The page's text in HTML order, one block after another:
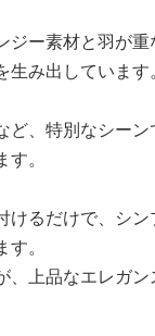
ー素材と羽が重
み出しています。
ど、特別なシーン
。
けるだけで、シ
。
、上品なエレガ